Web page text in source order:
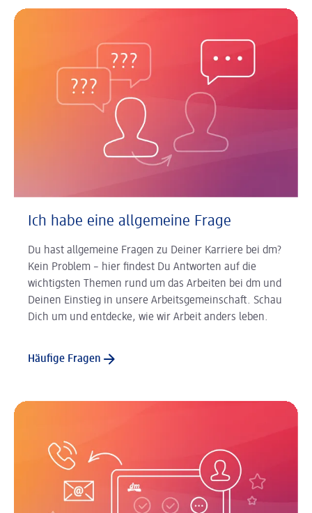
Ich habe eine allgemeine Frage
Du hast allgemeine Fragen zu Deiner Karriere bei dm?
Kein Problem – hier findest Du Antworten auf die
wichtigsten Themen rund um das Arbeiten bei dm und
Deinen Einstieg in unsere Arbeitsgemeinschaft. Schau
Dich um und entdecke, wie wir Arbeit anders leben.
Häufige Fragen